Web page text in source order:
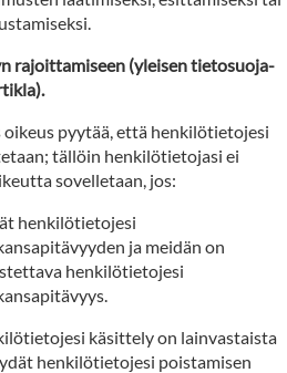
rajoittamiseen (yleisen tietosuoja-
oikeus pyytää, että henkilötietojesi
tällöin henkilötietojasi ei
sovelletaan, jos:
henkilötietojesi
ja meidän on
henkilötietojesi
käsittely on lainvastaista
henkilötietojesi poistamisen